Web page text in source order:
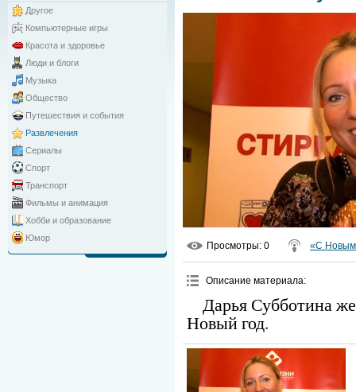
Другое
Компьютерные игры
Красота и здоровье
Люди и блоги
Музыка
Общество
Путешествия и события
Развлечения
Сериалы
Спорт
Транспорт
Фильмы и анимация
Хобби и образование
Юмор
Просмотры: 0 «С Новым
Описание материала:
Дарья Субботина
Новый год.